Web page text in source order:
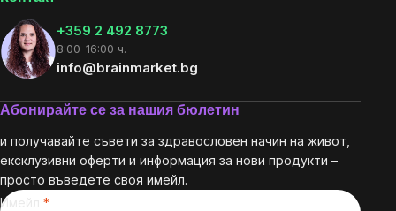
+359 2 492 8773
8:00-16:00 ч.
info@brainmarket.bg
Абонирайте се за нашия бюлетин
и получавайте съвети за здравословен начин на живот,
ексклузивни оферти и информация за нови продукти –
просто въведете своя имейл.
Имейл